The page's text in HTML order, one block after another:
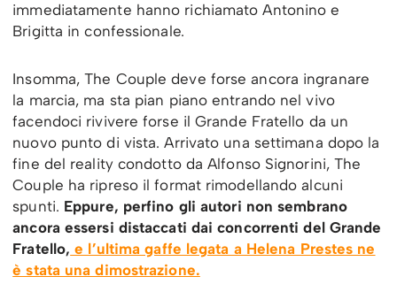
immediatamente hanno richiamato Antonino e
Brigitta in confessionale.
Insomma, The Couple deve forse ancora ingranare
la marcia, ma sta pian piano entrando nel vivo
facendoci rivivere forse il Grande Fratello da un
nuovo punto di vista. Arrivato una settimana dopo la
fine del reality condotto da Alfonso Signorini, The
Couple ha ripreso il format rimodellando alcuni
spunti. Eppure, perfino gli autori non sembrano
ancora essersi distaccati dai concorrenti del Grande
Fratello, e l’ultima gaffe legata a Helena Prestes ne
è stata una dimostrazione.